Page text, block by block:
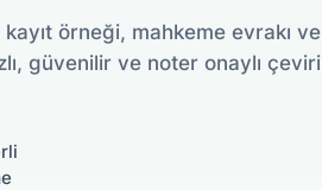
örneği, mahkeme evrakı ve
güvenilir ve noter onaylı çeviri